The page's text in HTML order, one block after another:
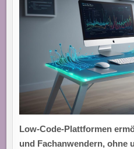
Low-Code-Plattformen
und Fachanwendern, ohne